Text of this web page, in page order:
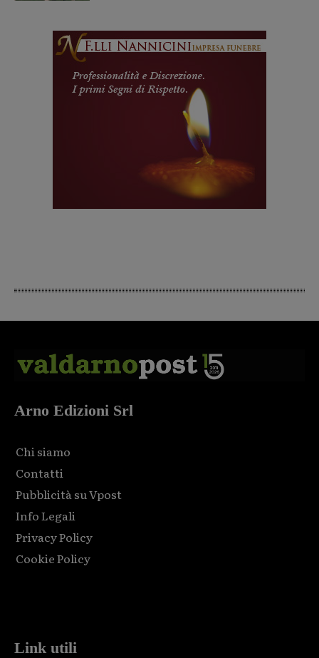
Arno Edizioni Srl
Chi siamo
Contatti
Pubblicità su Vpost
Info Legali
Privacy Policy
Cookie Policy
Link utili